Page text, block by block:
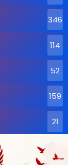
346
114
52
159
21